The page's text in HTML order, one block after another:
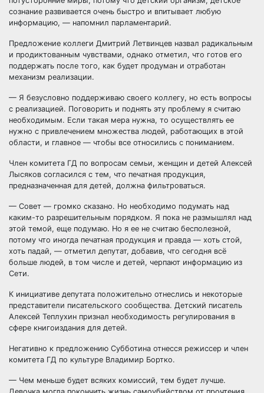
сознание развивается очень быстро и впитывает любую
информацию, — напомнил парламентарий.
Предложение коллеги Дмитрий Летвинцев назвал радикальным
и продиктованным чувствами, однако отметил, что готов его
поддержать после того, как будет продуман и отработан
механизм реализации.
— Я безусловно поддерживаю своего коллегу, но есть вопросы
с реализацией. Поговорить и поднять эту проблему я считаю
необходимым. Если такая мера нужна, то осуществлять ее
нужно с привлечением множества людей, работающих в этой
области, и главное — чтобы все относились с пониманием.
Член комитета ГД по вопросам семьи, женщин и детей Алексей
Лысяков согласился с тем, что печатная продукция,
предназначенная для детей, должна фильтроваться.
— Совет — громко сказано. Но необходимо подумать над
каким-то разрешительным порядком. Я пока не размышлял над
этой темой, еще подумаю. Но я ее не считаю бесполезной,
потому что иногда печатная продукция и правда — хоть стой,
хоть падай, — отметил депутат, добавив, что сегодня всё
больше людей, в том числе и детей, черпают информацию из
Сети.
К инициативе депутата положительно отнеслись и некоторые
представители писательского сообщества. Детский писатель
Алексей Теплухин признал необходимость регулирования в
сфере книгоиздания для детей.
Негативно к предложению Субботина отнесся режиссер и член
комитета ГД по культуре Владимир Бортко.
— Чем меньше будет всяких комиссий, тем будет лучше.